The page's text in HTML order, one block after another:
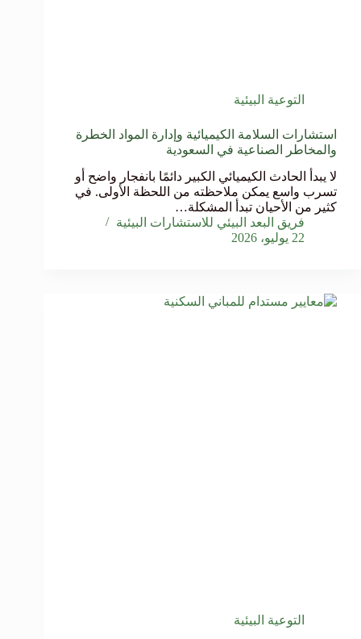
التوعية البيئية
استشارات السلامة الكيميائية وإدارة المواد الخطرة
والمخاطر الصناعية في السعودية
لا يبدأ الحادث الكيميائي الكبير دائمًا بانفجار واضح أو
تسرب واسع يمكن ملاحظته من اللحظة الأولى. في
كثير من الأحيان تبدأ المشكلة…
فريق البعد البيئي للاستشارات البيئية
22 يوليو، 2026
التوعية البيئية